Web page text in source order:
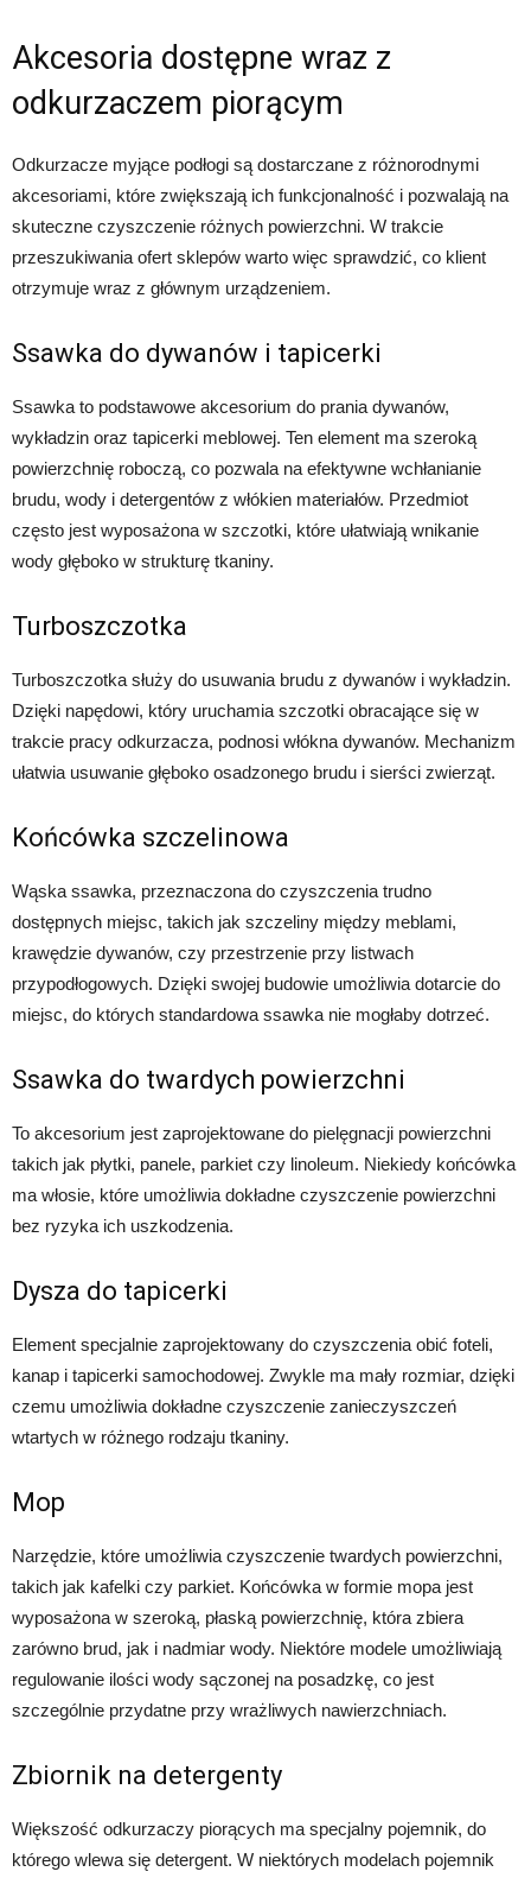
Akcesoria dostępne wraz z
odkurzaczem piorącym
Odkurzacze myjące podłogi są dostarczane z różnorodnymi
akcesoriami, które zwiększają ich funkcjonalność i pozwalają na
skuteczne czyszczenie różnych powierzchni. W trakcie
przeszukiwania ofert sklepów warto więc sprawdzić, co klient
otrzymuje wraz z głównym urządzeniem.
Ssawka do dywanów i tapicerki
Ssawka to podstawowe akcesorium do prania dywanów,
wykładzin oraz tapicerki meblowej. Ten element ma szeroką
powierzchnię roboczą, co pozwala na efektywne wchłanianie
brudu, wody i detergentów z włókien materiałów. Przedmiot
często jest wyposażona w szczotki, które ułatwiają wnikanie
wody głęboko w strukturę tkaniny.
Turboszczotka
Turboszczotka służy do usuwania brudu z dywanów i wykładzin.
Dzięki napędowi, który uruchamia szczotki obracające się w
trakcie pracy odkurzacza, podnosi włókna dywanów. Mechanizm
ułatwia usuwanie głęboko osadzonego brudu i sierści zwierząt.
Końcówka szczelinowa
Wąska ssawka, przeznaczona do czyszczenia trudno
dostępnych miejsc, takich jak szczeliny między meblami,
krawędzie dywanów, czy przestrzenie przy listwach
przypodłogowych. Dzięki swojej budowie umożliwia dotarcie do
miejsc, do których standardowa ssawka nie mogłaby dotrzeć.
Ssawka do twardych powierzchni
To akcesorium jest zaprojektowane do pielęgnacji powierzchni
takich jak płytki, panele, parkiet czy linoleum. Niekiedy końcówka
ma włosie, które umożliwia dokładne czyszczenie powierzchni
bez ryzyka ich uszkodzenia.
Dysza do tapicerki
Element specjalnie zaprojektowany do czyszczenia obić foteli,
kanap i tapicerki samochodowej. Zwykle ma mały rozmiar, dzięki
czemu umożliwia dokładne czyszczenie zanieczyszczeń
wtartych w różnego rodzaju tkaniny.
Mop
Narzędzie, które umożliwia czyszczenie twardych powierzchni,
takich jak kafelki czy parkiet. Końcówka w formie mopa jest
wyposażona w szeroką, płaską powierzchnię, która zbiera
zarówno brud, jak i nadmiar wody. Niektóre modele umożliwiają
regulowanie ilości wody sączonej na posadzkę, co jest
szczególnie przydatne przy wrażliwych nawierzchniach.
Zbiornik na detergenty
Większość odkurzaczy piorących ma specjalny pojemnik, do
którego wlewa się detergent. W niektórych modelach pojemnik